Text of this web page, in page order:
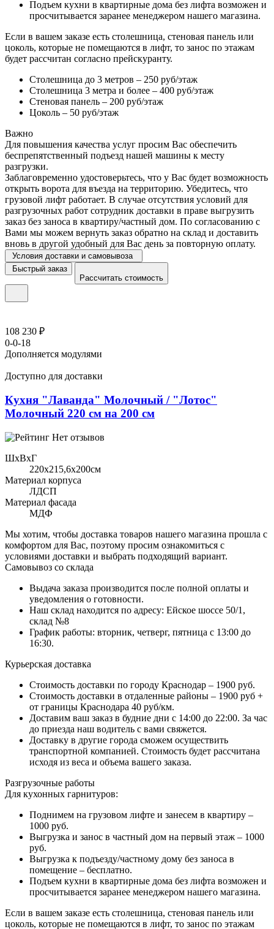
Подъем кухни в квартирные дома без лифта возможен и
просчитывается заранее менеджером нашего магазина.
Если в вашем заказе есть столешница, стеновая панель или
цоколь, которые не помещаются в лифт, то занос по этажам
будет рассчитан согласно прейскуранту.
Столешница до 3 метров – 250 руб/этаж
Столешница 3 метра и более – 400 руб/этаж
Стеновая панель – 200 руб/этаж
Цоколь – 50 руб/этаж
Важно
Для повышения качества услуг просим Вас обеспечить
беспрепятственный подъезд нашей машины к месту
разгрузки.
Заблаговременно удостоверьтесь, что у Вас будет возможность
открыть ворота для въезда на территорию. Убедитесь, что
грузовой лифт работает. В случае отсутствия условий для
разгрузочных работ сотрудник доставки в праве выгрузить
заказ без заноса в квартиру/частный дом. По согласованию с
Вами мы можем вернуть заказ обратно на склад и доставить
вновь в другой удобный для Вас день за повторную оплату.
Условия доставки и самовывоза
Быстрый заказ
Рассчитать стоимость
108 230 ₽
0-0-18
Дополняется модулями
Доступно для доставки
Кухня "Лаванда" Молочный / "Лотос"
Молочный 220 см на 200 см
Нет отзывов
ШхВхГ
220x215,6х200см
Материал корпуса
ЛДСП
Материал фасада
МДФ
Мы хотим, чтобы доставка товаров нашего магазина прошла с
комфортом для Вас, поэтому просим ознакомиться с
условиями доставки и выбрать подходящий вариант.
Самовывоз со склада
Выдача заказа производится после полной оплаты и
уведомления о готовности.
Наш склад находится по адресу: Ейское шоссе 50/1,
склад №8
График работы: вторник, четверг, пятница с 13:00 до
16:30.
Курьерская доставка
Стоимость доставки по городу Краснодар – 1900 руб.
Стоимость доставки в отдаленные районы – 1900 руб +
от границы Краснодара 40 руб/км.
Доставим ваш заказ в будние дни с 14:00 до 22:00. За час
до приезда наш водитель с вами свяжется.
Доставку в другие города сможем осуществить
транспортной компанией. Стоимость будет рассчитана
исходя из веса и объема вашего заказа.
Разгрузочные работы
Для кухонных гарнитуров:
Поднимем на грузовом лифте и занесем в квартиру –
1000 руб.
Выгрузка и занос в частный дом на первый этаж – 1000
руб.
Выгрузка к подъезду/частному дому без заноса в
помещение – бесплатно.
Подъем кухни в квартирные дома без лифта возможен и
просчитывается заранее менеджером нашего магазина.
Если в вашем заказе есть столешница, стеновая панель или
цоколь, которые не помещаются в лифт, то занос по этажам